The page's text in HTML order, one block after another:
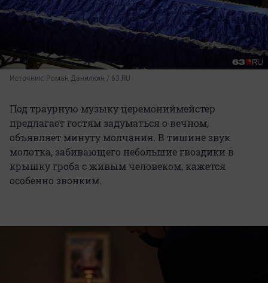
Источник: Роман Данилкин / 63.RU
Под траурную музыку церемониймейстер
предлагает гостям задуматься о вечном,
объявляет минуту молчания. В тишине звук
молотка, забивающего небольшие гвоздики в
крышку гроба с живым человеком, кажется
особенно звонким.